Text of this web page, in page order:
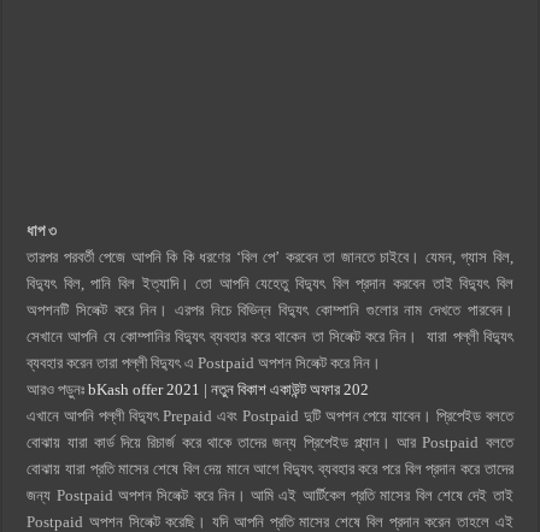
ধাপ ৩
তারপর পরবর্তী পেজে আপনি কি কি ধরণের ‘বিল পে’ করবেন তা জানতে চাইবে। যেমন, গ্যাস বিল,
বিদ্যুৎ বিল, পানি বিল ইত্যাদি। তো আপনি যেহেতু বিদ্যুৎ বিল প্রদান করবেন তাই বিদ্যুৎ বিল
অপশনটি সিলেক্ট করে নিন। এরপর নিচে বিভিন্ন বিদ্যুৎ কোম্পানি গুলোর নাম দেখতে পারবেন।
সেখানে আপনি যে কোম্পানির বিদ্যুৎ ব্যবহার করে থাকেন তা সিলেক্ট করে নিন। যারা পল্লী বিদ্যুৎ
ব্যবহার করেন তারা পল্লী বিদ্যুৎ এ Postpaid অপশন সিলেক্ট করে নিন।
আরও পড়ুনঃbKash offer 2021 | নতুন বিকাশ একাউন্ট অফার 202
এখানে আপনি পল্লী বিদ্যুৎ Prepaid এবং Postpaid দুটি অপশন পেয়ে যাবেন। প্রিপেইড বলতে
বোঝায় যারা কার্ড দিয়ে রিচার্জ করে থাকে তাদের জন্য প্রিপেইড প্ল্যান। আর Postpaid বলতে
বোঝায় যারা প্রতি মাসের শেষে বিল দেয় মানে আগে বিদ্যুৎ ব্যবহার করে পরে বিল প্রদান করে তাদের
জন্য Postpaid অপশন সিলেক্ট করে নিন। আমি এই আর্টিকেল প্রতি মাসের বিল শেষে দেই তাই
Postpaid অপশন সিলেক্ট করেছি। যদি আপনি প্রতি মাসের শেষে বিল প্রদান করেন তাহলে এই